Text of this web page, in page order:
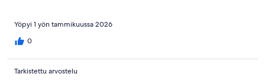
Yöpyi 1 yön tammikuussa 2026
0
Tarkistettu arvostelu